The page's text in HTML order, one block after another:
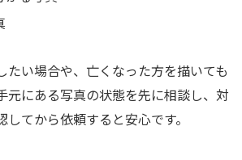
たい場合や、亡くなった方を描いても
元にある写真の状態を先に相談し、対
てから依頼すると安心です。